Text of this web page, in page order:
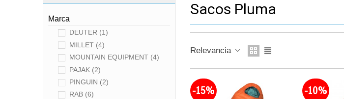
Marca
DEUTER (1)
MILLET (4)
MOUNTAIN EQUIPMENT (4)
PAJAK (2)
PINGUIN (2)
RAB (6)
Sacos Pluma
Relevancia
-15% -10%